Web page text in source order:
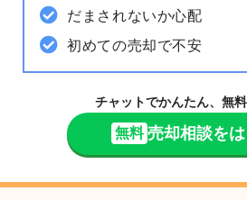
だまされないか心配
初めての売却で不安
チャットでかんたん、無
無料 売却相談を